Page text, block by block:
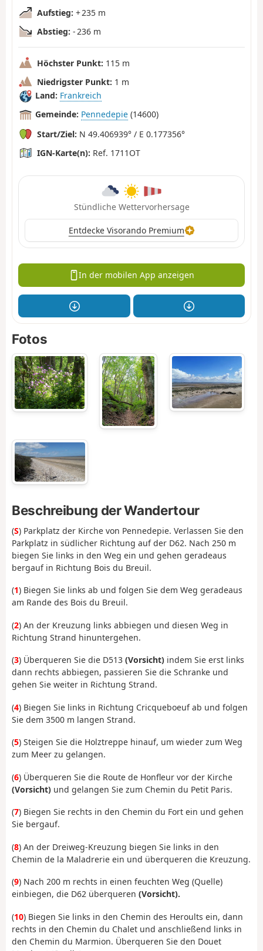
Aufstieg: + 235 m
Abstieg: - 236 m
Höchster Punkt: 115 m
Niedrigster Punkt: 1 m
Land: Frankreich
Gemeinde: Pennedepie (14600)
Start/Ziel: N 49.406939° / E 0.177356°
IGN-Karte(n): Ref. 1711OT
Stündliche Wettervorhersage
Entdecke Visorando Premium
In der mobilen App anzeigen
Fotos
Beschreibung der Wandertour
(S) Parkplatz der Kirche von Pennedepie. Verlassen Sie den
Parkplatz in südlicher Richtung auf der D62. Nach 250 m
biegen Sie links in den Weg ein und gehen geradeaus
bergauf in Richtung Bois du Breuil.
(1) Biegen Sie links ab und folgen Sie dem Weg geradeaus
am Rande des Bois du Breuil.
(2) An der Kreuzung links abbiegen und diesen Weg in
Richtung Strand hinuntergehen.
(3) Überqueren Sie die D513 (Vorsicht) indem Sie erst links
dann rechts abbiegen, passieren Sie die Schranke und
gehen Sie weiter in Richtung Strand.
(4) Biegen Sie links in Richtung Cricqueboeuf ab und folgen
Sie dem 3500 m langen Strand.
(5) Steigen Sie die Holztreppe hinauf, um wieder zum Weg
zum Meer zu gelangen.
(6) Überqueren Sie die Route de Honfleur vor der Kirche
(Vorsicht) und gelangen Sie zum Chemin du Petit Paris.
(7) Biegen Sie rechts in den Chemin du Fort ein und gehen
Sie bergauf.
(8) An der Dreiweg-Kreuzung biegen Sie links in den
Chemin de la Maladrerie ein und überqueren die Kreuzung.
(9) Nach 200 m rechts in einen feuchten Weg (Quelle)
einbiegen, die D62 überqueren (Vorsicht).
(10) Biegen Sie links in den Chemin des Heroults ein, dann
rechts in den Chemin du Chalet und anschließend links in
den Chemin du Marmion. Überqueren Sie den Douet